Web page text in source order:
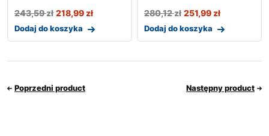
243,59zł 218,99zł
Dodaj do koszyka
280,12zł 251,99zł
Dodaj do koszyka
Poprzedni product Następny product